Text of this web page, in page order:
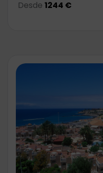
Desde 1244 €